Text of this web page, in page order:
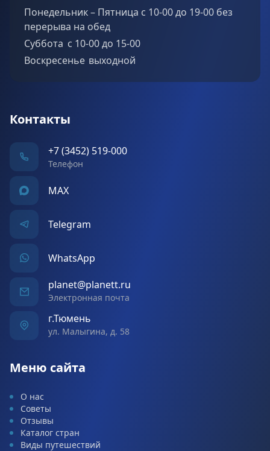
Понедельник – Пятница с 10-00 до 19-00 без
перерыва на обед
Суббота c 10-00 до 15-00
Воскресенье выходной
Контакты
+7 (3452) 519-000
Телефон
MAX
Telegram
WhatsApp
planet@planett.ru
Электронная почта
г.Тюмень
ул. Малыгина, д. 58
Меню сайта
О нас
Советы
Отзывы
Каталог стран
Виды путешествий